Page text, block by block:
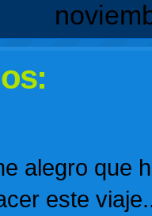
alegro que
este